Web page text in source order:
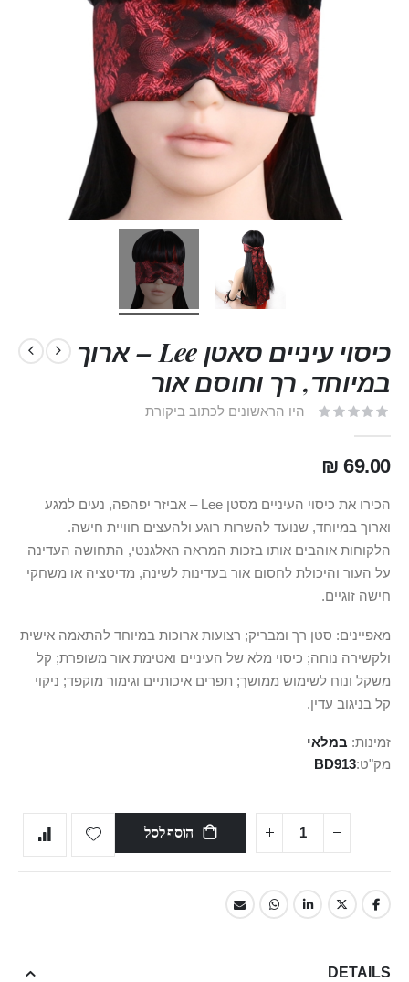
כיסוי עיניים סאטן Lee – ארוך
במיוחד, רך וחוסם אור
היו הראשונים לכתוב ביקורת
69.00 ₪
הכירו את כיסוי העיניים מסטן Lee – אביזר יפהפה, נעים למגע
וארוך במיוחד, שנועד להשרות רוגע ולהעצים חוויית חישה.
הלקוחות אוהבים אותו בזכות המראה האלגנטי, התחושה העדינה
על העור והיכולת לחסום אור בעדינות לשינה, מדיטציה או משחקי
חישה זוגיים.
מאפיינים: סטן רך ומבריק; רצועות ארוכות במיוחד להתאמה אישית
ולקשירה נוחה; כיסוי מלא של העיניים ואטימת אור משופרת; קל
משקל ונוח לשימוש ממושך; תפרים איכותיים וגימור מוקפד; ניקוי
קל בניגוב עדין.
זמינות: במלאי
מק"ט BD913
הוסף לסל
DETAILS